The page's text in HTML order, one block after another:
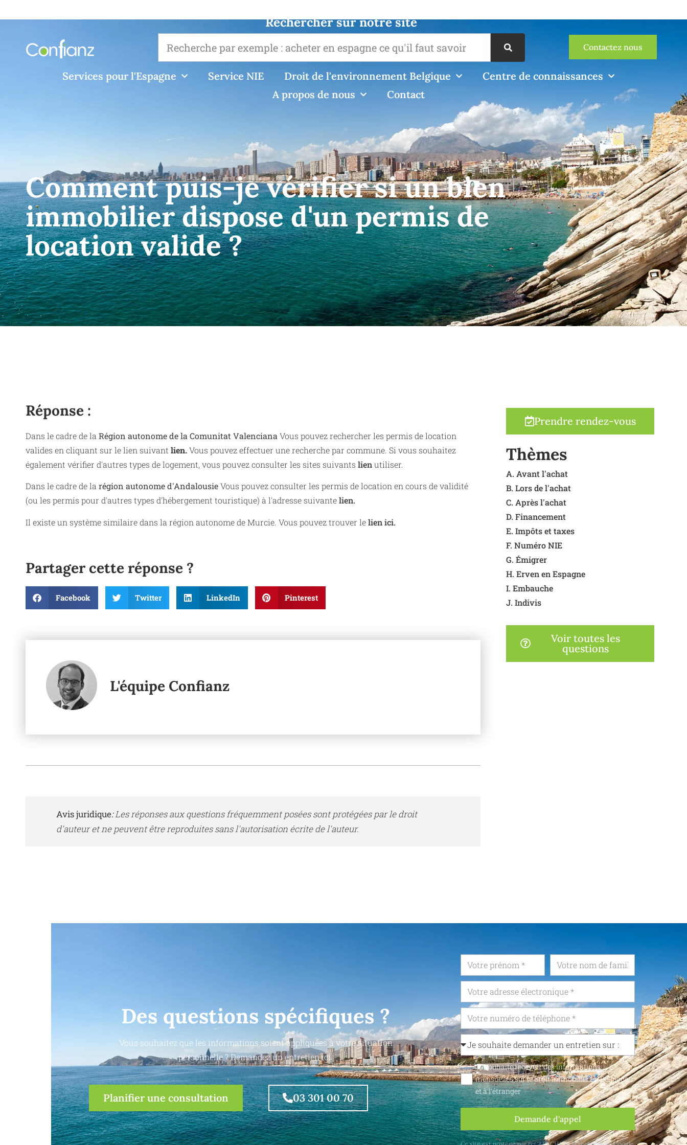
Rechercher sur notre site
Contactez nous
Services pour l'Espagne Service NIE Droit de l'environnement Belgique
Centre de connaissances
A propos de nous
Contact
Comment puis-je vérifier si un bien
immobilier dispose d'un permis de
location valide ?
Réponse :
Dans le cadre de la Région autonome de la Comunitat Valenciana Vous pouvez rechercher les permis de location
valides en cliquant sur le lien suivant lien.Vous pouvez effectuer une recherche par commune. Si vous souhaitez
également vérifier d'autres types de logement, vous pouvez consulter les sites suivants lienutiliser.
Dans le cadre de larégion autonome d'AndalousieVous pouvez consulter les permis de location en cours de validité
(ou les permis pour d'autres types d'hébergement touristique) à l'adresse suivantelien.
Il existe un système similaire dans la région autonome de Murcie. Vous pouvez trouver lelien ici.
Partager cette réponse ?
Facebook Twitter LinkedIn Pinterest
L'équipe Confianz
Avis juridique:Les réponses aux questions fréquemment posées sont protégées par le droit
d'auteur et ne peuvent être reproduites sans l'autorisation écrite de l'auteur.
Prendre rendez-vous
Thèmes
A. Avant l'achat
B. Lors de l'achat
C. Après l'achat
D. Financement
E. Impôts et taxes
F. Numéro NIE
G. Émigrer
H. Erven en Espagne
I. Embauche
J. Indivis
Voir toutes les
questions
Des questions spécifiques ?
Vous souhaitez que les informations soient appliquées à votre situation
personnelle ? Demandez un entretien ici.
Planifier une consultation 03 301 00 70
Je souhaite recevoir des informations
mensuelles sur le droit immobilier en Belgique
et à l'étranger.
Demande d'appel